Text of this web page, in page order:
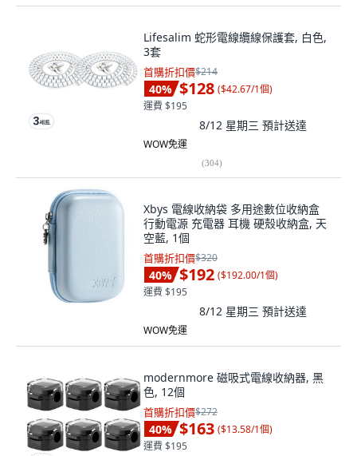
Lifesalim 蛇形電線纜線保護套, 白色,
3套
首購折扣價$214
40% $128 ($42.67/1個)
運費 $195
8/12 星期三 預計送達
WOW免運
(304)
Xbys 電線收納袋 多用途數位收納盒
行動電源 充電器 耳機 硬殼收納盒, 天
空藍, 1個
首購折扣價$320
40% $192 ($192.00/1個)
運費 $195
8/12 星期三 預計送達
WOW免運
modernmore 磁吸式電線收納器, 黑
色, 12個
首購折扣價$272
40% $163 ($13.58/1個)
運費 $195